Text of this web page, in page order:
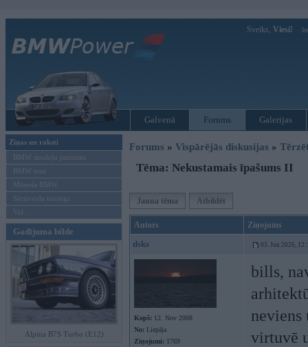
Sveiks, Viesi!
Galvenā Forums Galerijas
Ziņas un raksti
BMW modeļu jaunumi
BMW testi
Mēneša BMW
Sērijveida tūnings
Vel...
Gadījuma bilde
Alpina B7S Turbo (E12)
Forums » Vispārējās diskusijas »
Tēma: Nekustamais īpašums II
Jauna tēma Atbildēt
Autors Ziņojums
dsks 03. Jun 2026,
Kopš: 12. Nov 2008
No: Liepāja
Ziņojumi: 1769
bills,
neviens
virtuvē